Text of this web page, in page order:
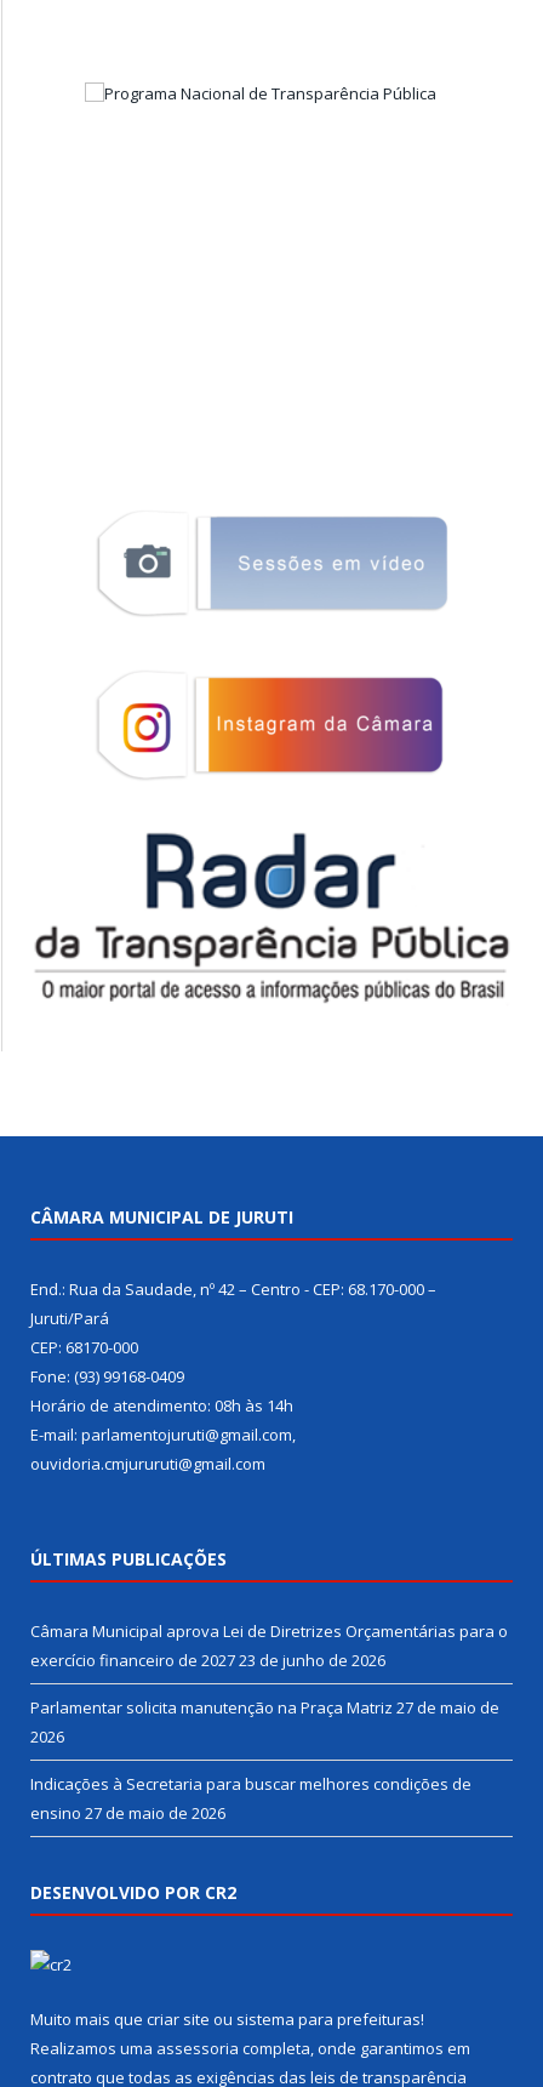
CÂMARA MUNICIPAL DE JURUTI
End.: Rua da Saudade, nº 42 – Centro - CEP: 68.170-000 –
Juruti/Pará
CEP: 68170-000
Fone: (93) 99168-0409
Horário de atendimento: 08h às 14h
E-mail: parlamentojuruti@gmail.com,
ouvidoria.cmjururuti@gmail.com
ÚLTIMAS PUBLICAÇÕES
Câmara Municipal aprova Lei de Diretrizes Orçamentárias para o
exercício financeiro de 202723 de junho de 2026
Parlamentar solicita manutenção na Praça Matriz 27 de maio de
2026
Indicações à Secretaria para buscar melhores condições de
ensino 27 de maio de 2026
DESENVOLVIDO POR CR2
Muito mais que criar site ou sistema para prefeituras!
Realizamos uma assessoria completa, onde garantimos em
contrato que todas as exigências das leis de transparência